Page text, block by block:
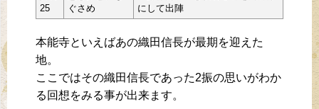
25
ぐさめ
にして出陣
本能寺といえばあの織田信長が最期を迎えた
地。
ここではその織田信長であった2振の思いがわか
る回想をみる事が出来ます。